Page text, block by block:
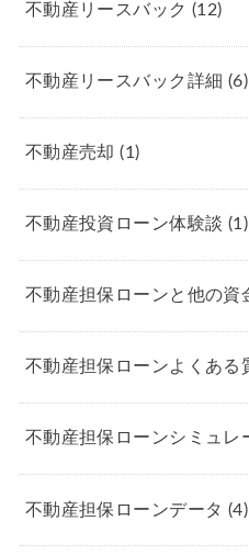
不動産リースバック (12)
不動産リースバック詳細 (6)
不動産売却(1)
不動産投資ローン体験談 (1)
不動産担保ローンと他の資
不動産担保ローンよくある
不動産担保ローンシミュレ
不動産担保ローンデータ (4)